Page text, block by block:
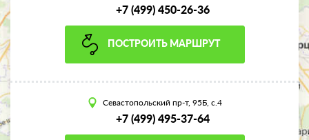
+7 (499) 450-26-36
ПОСТРОИТЬ МАРШРУТ
Севастопольский пр-т, 95Б, с.4
+7 (499) 495-37-64